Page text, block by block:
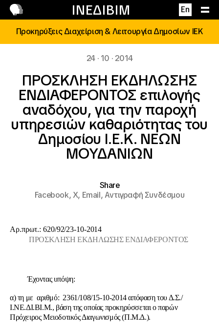
ΙΝΕΔΙΒΙΜ En
Επικοινωνία
Προκηρύξεις Διαχείριση & Λειτουργία Δημοσίων ΙΕΚ
24 · 10 · 2014
ΠΡΟΣΚΛΗΣΗ ΕΚΔΗΛΩΣΗΣ
ΕΝΔΙΑΦΕΡΟΝΤΟΣ επιλογής
αναδόχου, για την παροχή
υπηρεσιών καθαριότητας του
Δημοσίου Ι.Ε.Κ. ΝΕΩΝ
ΜΟΥΔΑΝΙΩΝ
Share
Facebook,X, Email,Αντιγραφή Συνδέσμου
Αρ.πρωτ.: 620/92/23-10-2014
ΠΡΟΣΚΛΗΣΗ ΕΚΔΗΛΩΣΗΣ ΕΝΔΙΑΦΕΡΟΝΤΟΣ
Έχοντας υπόψη:
α) τη με αριθμό: 2361/108/15-10-2014 απόφαση του Δ.Σ./
Ι.ΝΕ.ΔΙ.ΒΙ.Μ., βάση της οποίας προκηρύσσεται ο παρών
Πρόχειρος Μειοδοτικός Διαγωνισμός (Π.Μ.Δ.).